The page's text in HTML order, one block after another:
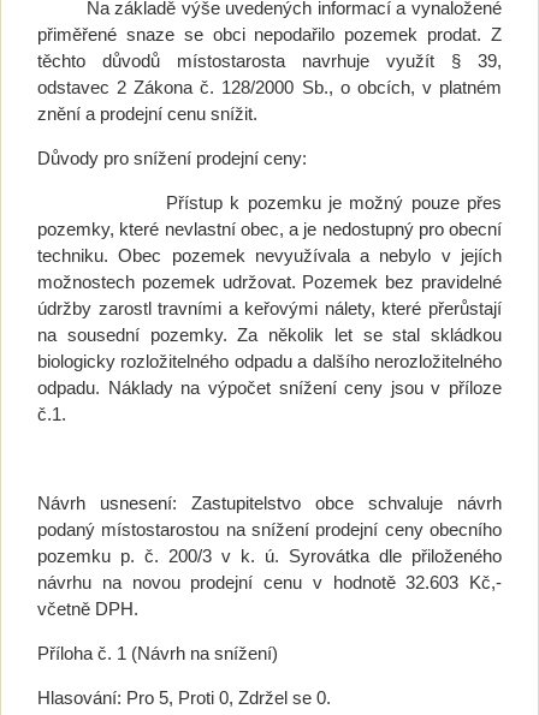
Na základě výše uvedených informací a vynaložené
přiměřené snaze se obci nepodařilo pozemek prodat. Z
těchto důvodů místostarosta navrhuje využít § 39,
odstavec 2 Zákona č. 128/2000 Sb., o obcích, v platném
znění a prodejní cenu snížit.
Důvody pro snížení prodejní ceny:
Přístup k pozemku je možný pouze přes
pozemky, které nevlastní obec, a je nedostupný pro obecní
techniku. Obec pozemek nevyužívala a nebylo v jejích
možnostech pozemek udržovat. Pozemek bez pravidelné
údržby zarostl travními a keřovými nálety, které přerůstají
na sousední pozemky. Za několik let se stal skládkou
biologicky rozložitelného odpadu a dalšího nerozložitelného
odpadu. Náklady na výpočet snížení ceny jsou v příloze
č.1.
Návrh usnesení: Zastupitelstvo obce schvaluje návrh
podaný místostarostou na snížení prodejní ceny obecního
pozemku p. č. 200/3 v k. ú. Syrovátka dle přiloženého
návrhu na novou prodejní cenu v hodnotě 32.603 Kč,-
včetně DPH.
Příloha č. 1 (Návrh na snížení)
Hlasování: Pro 5, Proti 0, Zdržel se 0.